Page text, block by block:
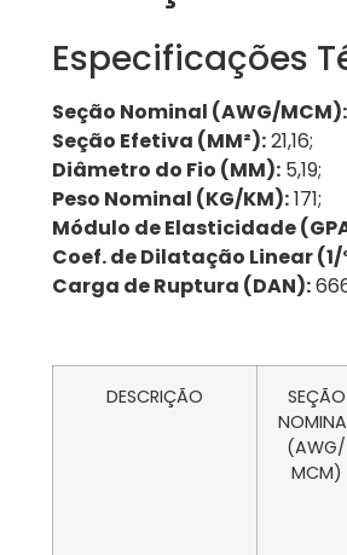
Especificações
Seção Nominal (AWG/MCM):
Seção Efetiva (MM²):21,16;
Diâmetro do Fio (MM): 5,19;
Peso Nominal (KG/KM):171;
Módulo de Elasticidade
Coef. de Dilatação Linear (1/
Carga de Ruptura (DAN):
DESCRIÇÃO
SEÇÃO
(AWG/
MCM)